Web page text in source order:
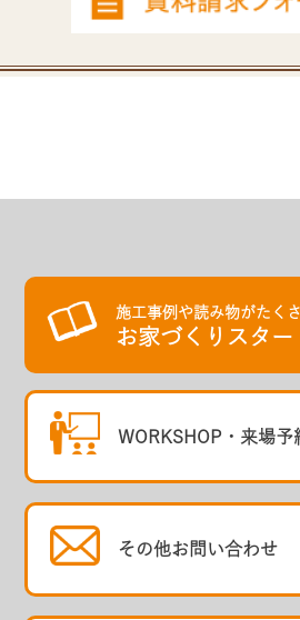
施工事例や読み物がたく
お家づくりスター
WORKSHOP・ 来場予
その他お問い合わせ